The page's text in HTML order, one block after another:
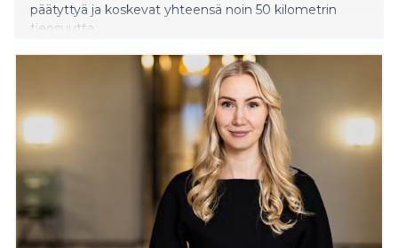
päätyttyä ja koskevat yhteensä noin 50 kilometrin
tieosuutta.